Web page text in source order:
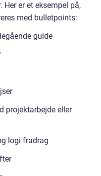
er et eksempel på,
med bulletpoints:
guide
projektarbejde eller
logi fradrag